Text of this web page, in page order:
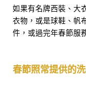
如果有名牌西裝、大
衣物，或是球鞋、帆
件，或過完年春節服
春節照常提供的